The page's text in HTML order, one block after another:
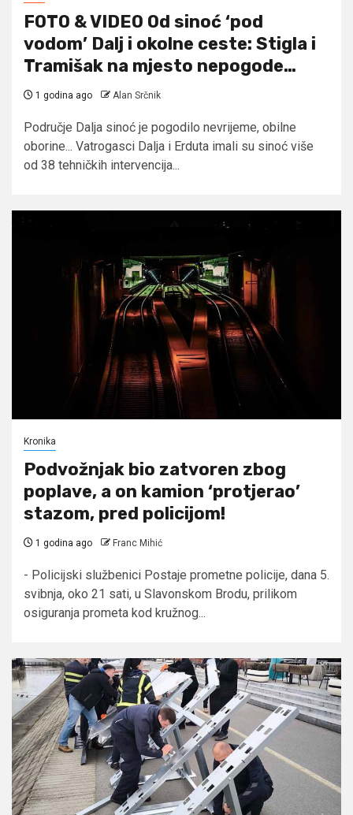
FOTO & VIDEO Od sinoć ‘pod
vodom’ Dalj i okolne ceste: Stigla i
Tramišak na mjesto nepogode…
1 godina ago Alan Srčnik
Područje Dalja sinoć je pogodilo nevrijeme, obilne
oborine... Vatrogasci Dalja i Erduta imali su sinoć više
od 38 tehničkih intervencija...
Kronika
Podvožnjak bio zatvoren zbog
poplave, a on kamion ‘protjerao’
stazom, pred policijom!
1 godina ago Franc Mihić
- Policijski službenici Postaje prometne policije, dana 5.
svibnja, oko 21 sati, u Slavonskom Brodu, prilikom
osiguranja prometa kod kružnog...